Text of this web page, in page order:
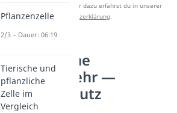
Studyflix zu verbessern. Mehr dazu erfährst du in unserer
Datenschutzerklärung
Unspezifische
Immunabwehr —
Passiver Schutz
Pflanzenzelle
2/3 – Dauer: 06:19
Tierische und
pflanzliche
Zelle im
Vergleich